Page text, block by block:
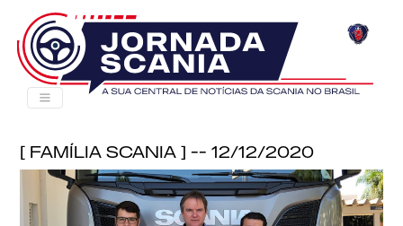
[ Família Scania ] -- 12/12/2020